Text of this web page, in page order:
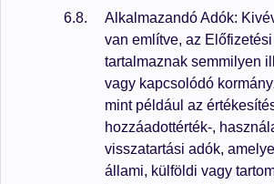
Alkalmazandó Adók:
van említve, az
tartalmaznak semmilyen
vagy kapcsolódó
mint például az
hozzáadottérték-,
visszatartási adók,
állami, külföldi vagy